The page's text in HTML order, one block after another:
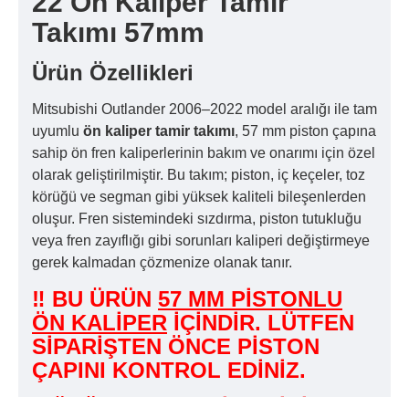
Takımı 57mm
Ürün Özellikleri
Mitsubishi Outlander 2006–2022 model aralığı ile tam
uyumlu ön kaliper tamir takımı, 57 mm piston çapına
sahip ön fren kaliperlerinin bakım ve onarımı için özel
olarak geliştirilmiştir. Bu takım; piston, iç keçeler, toz
körüğü ve segman gibi yüksek kaliteli bileşenlerden
oluşur. Fren sistemindeki sızdırma, piston tutukluğu
veya fren zayıflığı gibi sorunları kaliperi değiştirmeye
gerek kalmadan çözmenize olanak tanır.
‼ BU ÜRÜN 57 MM PİSTONLU
ÖN KALİPER İÇİNDİR. LÜTFEN
SİPARİŞTEN ÖNCE PİSTON
ÇAPINI KONTROL EDİNİZ.